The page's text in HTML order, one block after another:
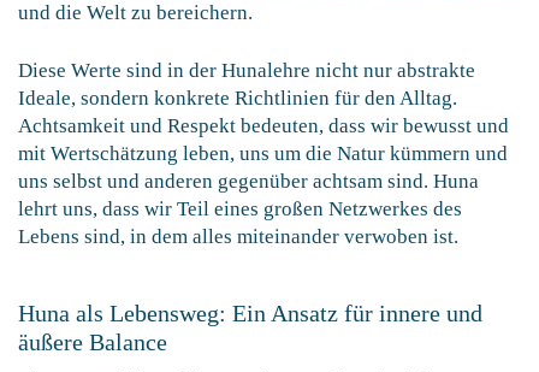
und die Welt zu bereichern.
Diese Werte sind in der Hunalehre nicht nur abstrakte
Ideale, sondern konkrete Richtlinien für den Alltag.
Achtsamkeit und Respekt bedeuten, dass wir bewusst und
mit Wertschätzung leben, uns um die Natur kümmern und
uns selbst und anderen gegenüber achtsam sind. Huna
lehrt uns, dass wir Teil eines großen Netzwerkes des
Lebens sind, in dem alles miteinander verwoben ist.
Huna als Lebensweg: Ein Ansatz für innere und
äußere Balance